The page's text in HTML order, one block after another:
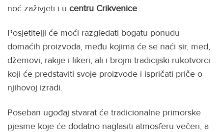
noć zaživjeti i u centru Crikvenice.
Posjetitelji će moći razgledati bogatu ponudu
domaćih proizvoda, među kojima će se naći sir, med,
džemovi, rakije i likeri, ali i brojni tradicijski rukotvorci
koji će predstaviti svoje proizvode i ispričati priče o
njihovoj izradi.
Poseban ugođaj stvarat će tradicionalne primorske
pjesme koje će dodatno naglasiti atmosferu večeri, a